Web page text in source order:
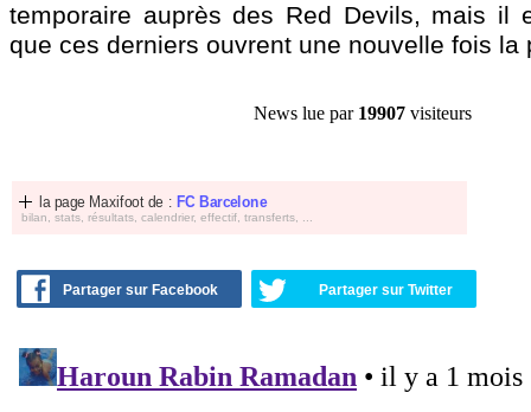
temporaire auprès des Red Devils, mais il
que ces derniers ouvrent une nouvelle fois la
News lue par 19907 visiteurs
la page Maxifoot de : FC Barcelone
bilan, stats, résultats, calendrier, effectif, transferts, ...
Partager sur Facebook Partager sur Twitter